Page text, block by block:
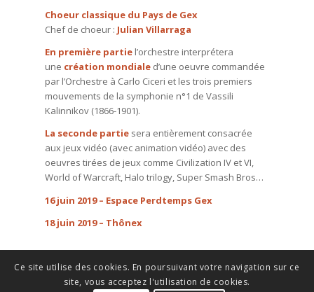
Choeur classique du Pays de Gex
Chef de choeur : Julian Villarraga
En première partie l’orchestre interprétera
une création mondiale d’une oeuvre commandée
par l’Orchestre à Carlo Ciceri et les trois premiers
mouvements de la symphonie n°1 de Vassili
Kalinnikov (1866-1901).
La seconde partie sera entièrement consacrée
aux jeux vidéo (avec animation vidéo) avec des
oeuvres tirées de jeux comme Civilization IV et VI,
World of Warcraft, Halo trilogy, Super Smash Bros…
16 juin 2019 – Espace Perdtemps Gex
18 juin 2019 – Thônex
Ce site utilise des cookies. En poursuivant votre navigation sur ce
site, vous acceptez l'utilisation de cookies.